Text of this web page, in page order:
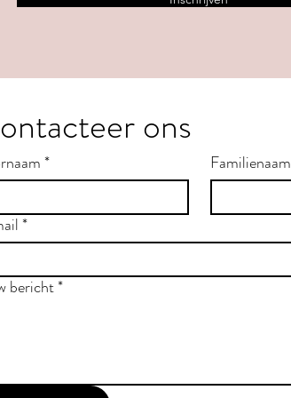
ons
* Familienaam
*
bericht*